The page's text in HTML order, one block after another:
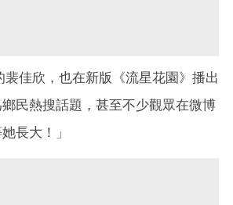
佳欣，也在新版《流星花園》播出
民熱搜話題，甚至不少觀眾在微博
長大！」